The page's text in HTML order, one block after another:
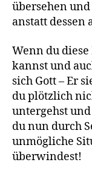
übersehen
anstatt dessen
Wenn du diese
kannst und
sich Gott – Er
du plötzlich
untergehst
du nun durch
unmögliche
überwindest!